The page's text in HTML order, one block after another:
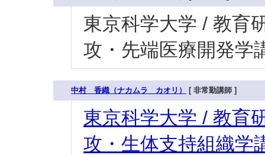
東京科学大学 / 教育
攻・先端医療開発学
中村 香織（ナカムラ カオリ） [ 非常勤講師 ]
東京科学大学 / 教育
攻・生体支持組織学